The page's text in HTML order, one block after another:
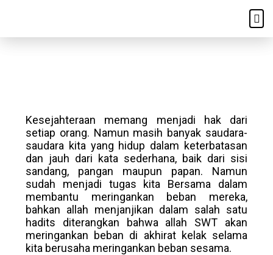
Kesejahteraan memang menjadi hak dari
setiap orang. Namun masih banyak saudara-
saudara kita yang hidup dalam keterbatasan
dan jauh dari kata sederhana, baik dari sisi
sandang, pangan maupun papan. Namun
sudah menjadi tugas kita Bersama dalam
membantu meringankan beban mereka,
bahkan allah menjanjikan dalam salah satu
hadits diterangkan bahwa allah SWT akan
meringankan beban di akhirat kelak selama
kita berusaha meringankan beban sesama.